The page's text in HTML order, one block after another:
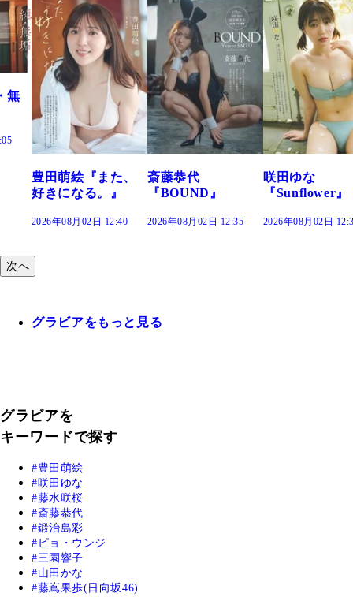
斎藤恭代
『BOUND』
2026年08月02日 12:35
咲田ゆな
『Sunflower』
2026年08月02日 12:30
藤水咲桜『花
だまり』
2026年08月02日
次へ
グラビアをもっと見る
グラビアを
キーワードで探す
豊田萌絵
咲田ゆな
藤水咲桜
斎藤恭代
鍛治島彩
ピョ・ウンジ
三園響子
山田かな
藤嶌果歩(日向坂46)